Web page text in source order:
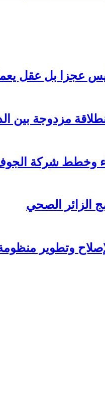
مزدوجة بين
وخطط شركة الجوف
الزائر الصحي
وتطوير